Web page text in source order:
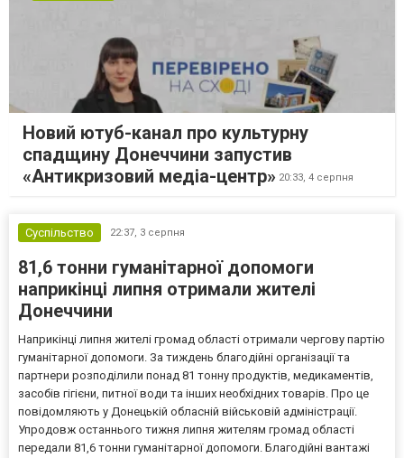
Новий ютуб-канал про культурну
спадщину Донеччини запустив
«Антикризовий медіа-центр» 20:33, 4 серпня
Суспільство 22:37, 3 серпня
81,6 тонни гуманітарної допомоги
наприкінці липня отримали жителі
Донеччини
Наприкінці липня жителі громад області отримали чергову партію
гуманітарної допомоги. За тиждень благодійні організації та
партнери розподілили понад 81 тонну продуктів, медикаментів,
засобів гігієни, питної води та інших необхідних товарів. Про це
повідомляють у Донецькій обласній військовій адміністрації.
Упродовж останнього тижня липня жителям громад області
передали 81,6 тонни гуманітарної допомоги. Благодійні вантажі